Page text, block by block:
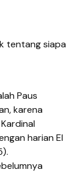
tentang siapa
Paus
karena
harian El